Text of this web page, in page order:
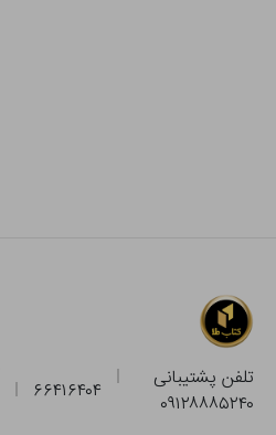
تلفن پشتیبانی
۰۹۱۲۸۸۸۵۲۴۰
۶۶۴۱۶۴۰۴